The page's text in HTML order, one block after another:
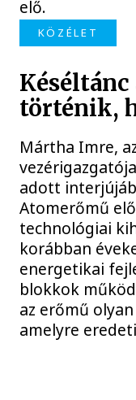
elő.
KÖZÉLET
történik,
Mártha Imre,
adott
Atomerőmű
technológiai
korábban
energetikai
blokkok
az erőmű
amelyre